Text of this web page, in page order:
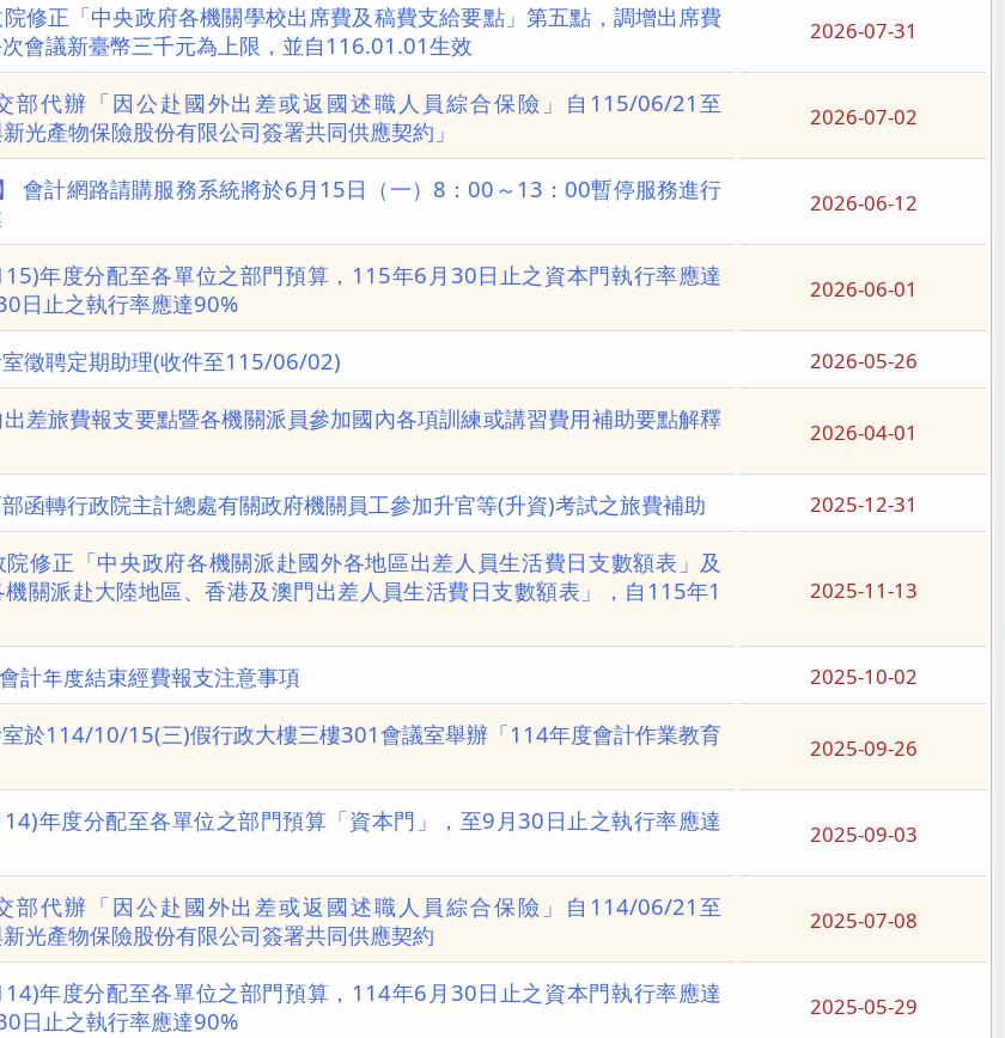
院修正「中央政府各機關學校出席費及稿費支給要點」第五點，調增出席費
會議新臺幣三千元為上限，並自116.01.01生效
2026-07-31
部代辦「因公赴國外出差或返國述職人員綜合保險」自115/06/21至
光產物保險股份有限公司簽署共同供應契約」
2026-07-02
會計網路請購服務系統將於6月15日（一）8：00～13：00暫停服務進行
2026-06-12
年度分配至各單位之部門預算，115年6月30日止之資本門執行率應達
日止之執行率應達90%
2026-06-01
室徵聘定期助理(收件至115/06/02) 2026-05-26
出差旅費報支要點暨各機關派員參加國內各項訓練或講習費用補助要點解釋
2026-04-01
部函轉行政院主計總處有關政府機關員工參加升官等(升資)考試之旅費補助 2025-12-31
院修正「中央政府各機關派赴國外各地區出差人員生活費日支數額表」及
機關派赴大陸地區、香港及澳門出差人員生活費日支數額表」，自115年1
2025-11-13
計年度結束經費報支注意事項 2025-10-02
室於114/10/15(三)假行政大樓三樓301會議室舉辦「114年度會計作業教育
2025-09-26
年度分配至各單位之部門預算「資本門」，至9月30日止之執行率應達
2025-09-03
部代辦「因公赴國外出差或返國述職人員綜合保險」自114/06/21至
光產物保險股份有限公司簽署共同供應契約
2025-07-08
年度分配至各單位之部門預算，114年6月30日止之資本門執行率應達
日止之執行率應達90%
2025-05-29